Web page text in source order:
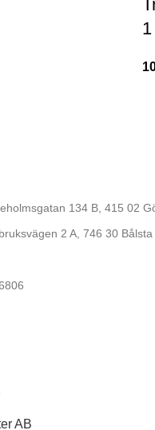
134 B, 415 02
2 A, 746 30 Bålsta
AB